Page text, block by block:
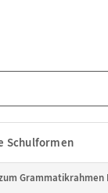
Schulformen